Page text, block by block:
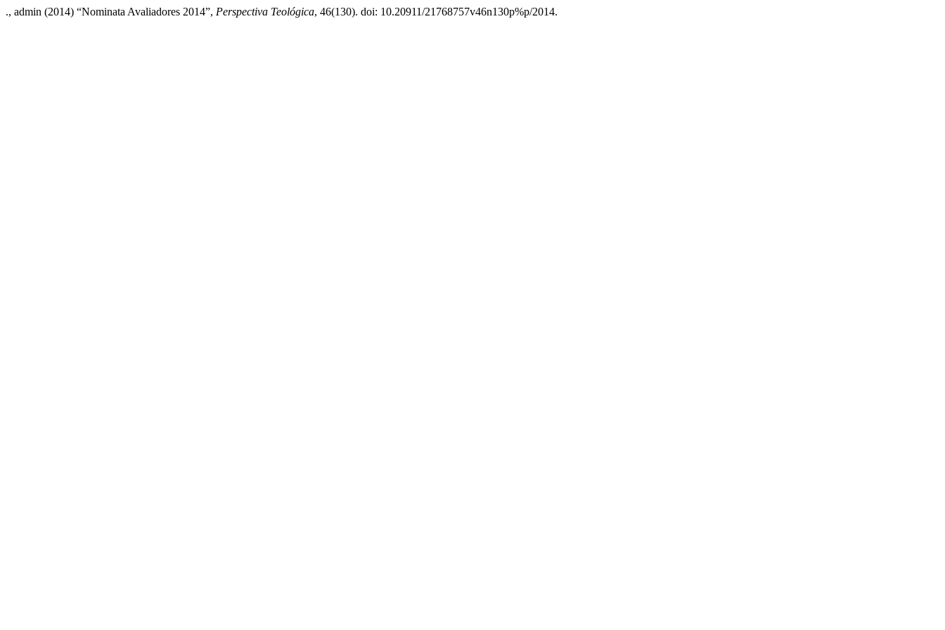
., admin (2014) “Nominata Avaliadores 2014”, Perspectiva Teológica, 46(130). doi: 10.20911/21768757v46n130p%p/2014.